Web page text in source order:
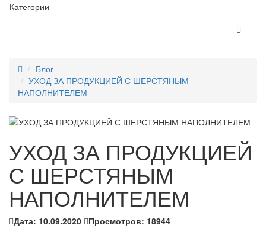
Категории
Блог
УХОД ЗА ПРОДУКЦИЕЙ С ШЕРСТЯНЫМ
НАПОЛНИТЕЛЕМ
УХОД ЗА ПРОДУКЦИЕЙ
С ШЕРСТЯНЫМ
НАПОЛНИТЕЛЕМ
Дата: 10.09.2020 Просмотров: 18944